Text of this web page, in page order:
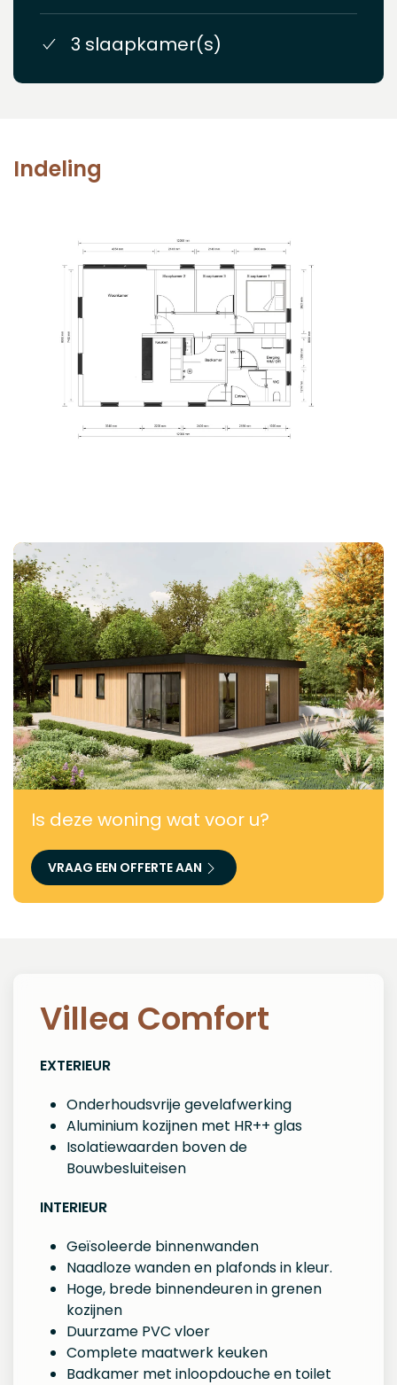
3 slaapkamer(s)
Indeling
Is deze woning wat voor u?
VRAAG EEN OFFERTE AAN
Villea Comfort
EXTERIEUR
Onderhoudsvrije gevelafwerking
Aluminium kozijnen met HR++ glas
Isolatiewaarden boven de
Bouwbesluiteisen
INTERIEUR
Geïsoleerde binnenwanden
Naadloze wanden en plafonds in kleur.
Hoge, brede binnendeuren in grenen
kozijnen
Duurzame PVC vloer
Complete maatwerk keuken
Badkamer met inloopdouche en toilet